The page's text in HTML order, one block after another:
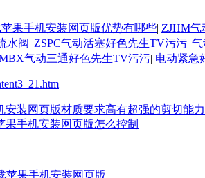
果手机安装网页版优势有哪些| ZJHM
水阀| ZSPC气动活塞好色先生TV污污| 气
气动三通好色先生TV污污| 电动紧急
安装网页版材质要求高有超强的剪切能力
手机安装网页版怎么控制
苹果手机安装网页版